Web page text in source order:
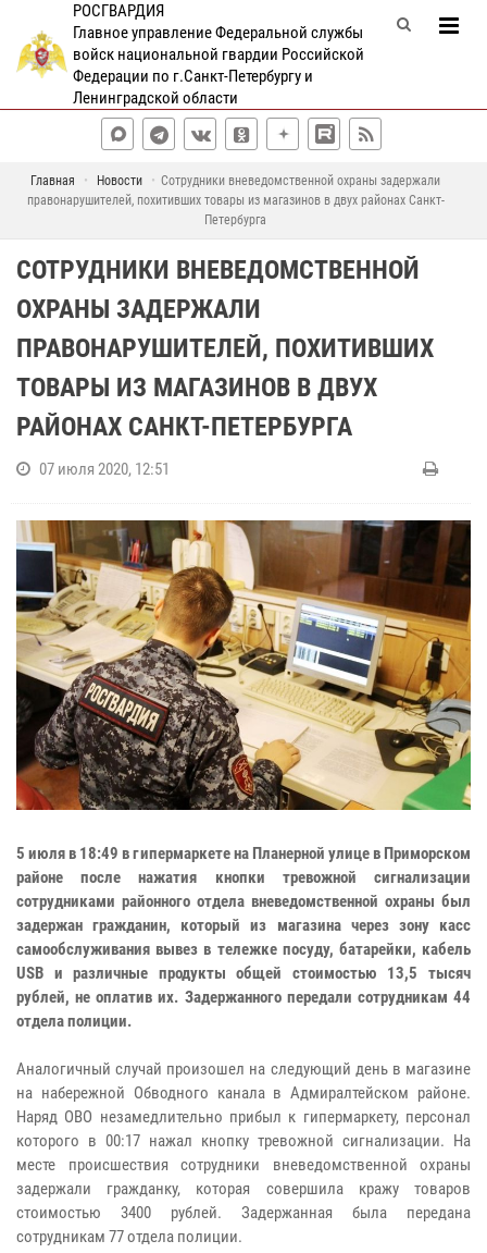
РОСГВАРДИЯ
Главное управление Федеральной службы
войск национальной гвардии Российской
Федерации по г.Санкт-Петербургу и
Ленинградской области
Главная Новости
Сотрудники вневедомственной охраны задержали
правонарушителей, похитивших товары из магазинов в двух районах Санкт-
Петербурга
СОТРУДНИКИ ВНЕВЕДОМСТВЕННОЙ
ОХРАНЫ ЗАДЕРЖАЛИ
ПРАВОНАРУШИТЕЛЕЙ, ПОХИТИВШИХ
ТОВАРЫ ИЗ МАГАЗИНОВ В ДВУХ
РАЙОНАХ САНКТ-ПЕТЕРБУРГА
07 июля 2020, 12:51
5 июля в 18:49 в гипермаркете на Планерной улице в Приморском
районе после нажатия кнопки тревожной сигнализации
сотрудниками районного отдела вневедомственной охраны был
задержан гражданин, который из магазина через зону касс
самообслуживания вывез в тележке посуду, батарейки, кабель
USB и различные продукты общей стоимостью 13,5 тысяч
рублей, не оплатив их. Задержанного передали сотрудникам 44
отдела полиции.
Аналогичный случай произошел на следующий день в магазине
на набережной Обводного канала в Адмиралтейском районе.
Наряд ОВО незамедлительно прибыл к гипермаркету, персонал
которого в 00:17 нажал кнопку тревожной сигнализации. На
месте происшествия сотрудники вневедомственной охраны
задержали гражданку, которая совершила кражу товаров
стоимостью 3400 рублей. Задержанная была передана
сотрудникам 77 отдела полиции.